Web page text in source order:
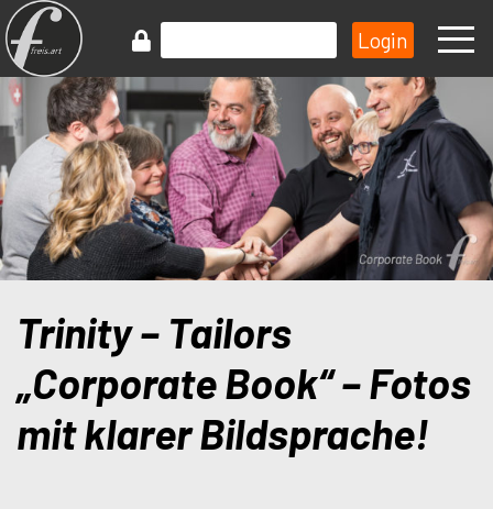
Trinity – Tailors
„Corporate Book“ – Fotos
mit klarer Bildsprache!